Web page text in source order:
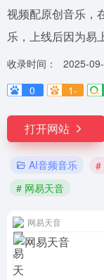
视频配原创音乐，
乐，上线后因为易
收录时间：
2025-
0
1-
打开网站
AI音频音乐 #
# 网易天音
网易天音